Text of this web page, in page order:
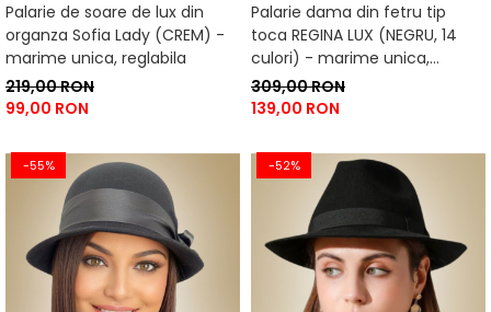
Palarie de soare de lux din
organza Sofia Lady (CREM) -
marime unica, reglabila
219,00 RON
99,00 RON
Palarie dama din fetru tip
toca REGINA LUX (NEGRU, 14
culori) - marime unica,
reglabila
309,00 RON
139,00 RON
-55% -52%